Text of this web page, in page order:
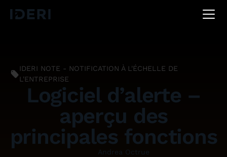
DEEN
IDERI NOTE - NOTIFICATION À L'ÉCHELLE DE
L'ENTREPRISE
Logiciel d’alerte –
aperçu des
principales fonctions
Andrea Octrue